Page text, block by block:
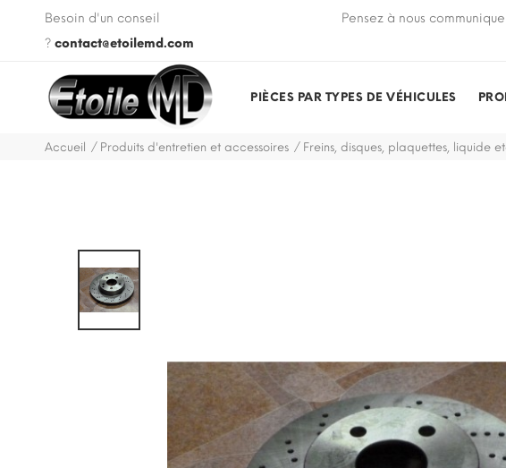
Besoin d'un conseil
? contact@etoilemd.com
VIN de votre véhicule lors de votre commande. Pensez à nous
PIÈCES PAR TYPES DE VÉHICULES
Accueil Produits d'entretien et accessoires Freins, disques, plaquettes, liquide